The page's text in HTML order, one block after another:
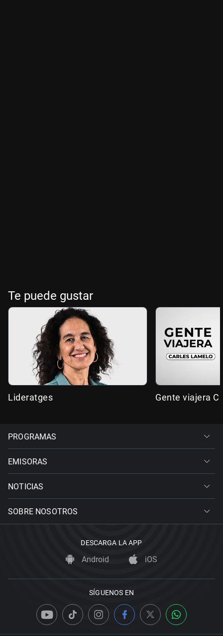
Te puede gustar
Lideratges Gente viajera
PROGRAMAS
EMISORAS
NOTICIAS
SOBRE NOSOTROS
DESCARGA LA APP
Android iOS
SÍGUENOS EN